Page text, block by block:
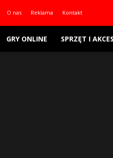
O nas Reklama Kontakt
GRY ONLINE SPRZĘT I